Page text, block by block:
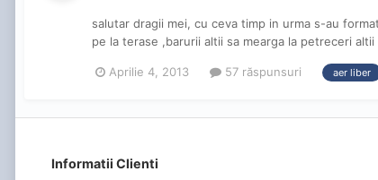
salutar dragii mei, cu ceva timp in urma s-au
pe la terase ,barurii altii sa mearga la petreceri
Aprilie 4, 2013 57 răspunsuri aer liber
Informatii Clienti